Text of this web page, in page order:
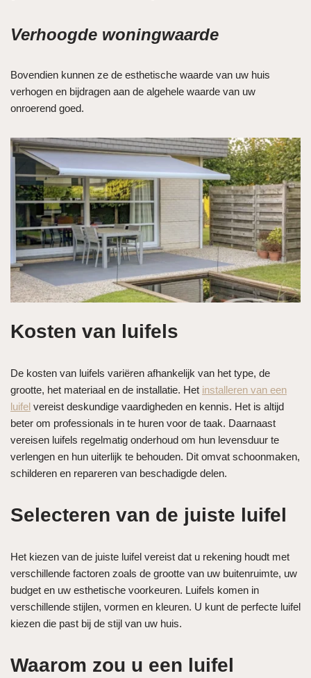
Verhoogde woningwaarde
Bovendien kunnen ze de esthetische waarde van uw huis
verhogen en bijdragen aan de algehele waarde van uw
onroerend goed.
Kosten van luifels
De kosten van luifels variëren afhankelijk van het type, de
grootte, het materiaal en de installatie. Het installeren van een
luifel vereist deskundige vaardigheden en kennis. Het is altijd
beter om professionals in te huren voor de taak. Daarnaast
vereisen luifels regelmatig onderhoud om hun levensduur te
verlengen en hun uiterlijk te behouden. Dit omvat schoonmaken,
schilderen en repareren van beschadigde delen.
Selecteren van de juiste luifel
Het kiezen van de juiste luifel vereist dat u rekening houdt met
verschillende factoren zoals de grootte van uw buitenruimte, uw
budget en uw esthetische voorkeuren. Luifels komen in
verschillende stijlen, vormen en kleuren. U kunt de perfecte luifel
kiezen die past bij de stijl van uw huis.
Waarom zou u een luifel